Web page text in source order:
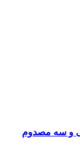
و سه مصدوم